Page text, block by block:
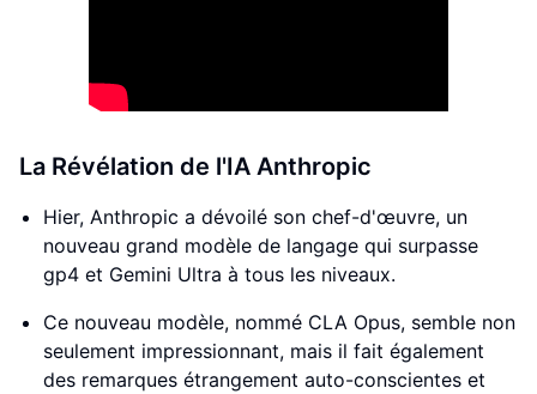
La Révélation de l'IA Anthropic
Hier, Anthropic a dévoilé son chef-d'œuvre, un
nouveau grand modèle de langage qui surpasse
gp4 et Gemini Ultra à tous les niveaux.
Ce nouveau modèle, nommé CLA Opus, semble non
seulement impressionnant, mais il fait également
des remarques étrangement auto-conscientes et